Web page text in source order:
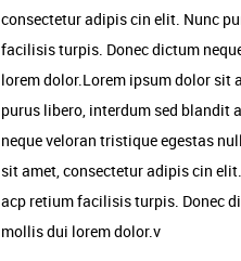
consectetur adipis cin elit. Nunc
facilisis turpis. Donec dictum
lorem dolor.Lorem ipsum dolor sit
purus libero, interdum sed blandit
neque veloran tristique egestas
sit amet, consectetur adipis cin
acp retium facilisis turpis. Donec
mollis dui lorem dolor.v